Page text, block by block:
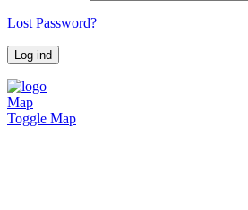
Lost Password?
Map
Toggle Map